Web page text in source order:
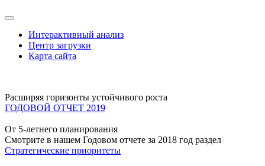
Интерактивный анализ
Центр загрузки
Карта сайта
Расширяя горизонты устойчивого роста
ГОДОВОЙ ОТЧЕТ 2019
От 5-летнего планирования
Смотрите в нашем Годовом отчете за 2018 год раздел
Стратегические приоритеты